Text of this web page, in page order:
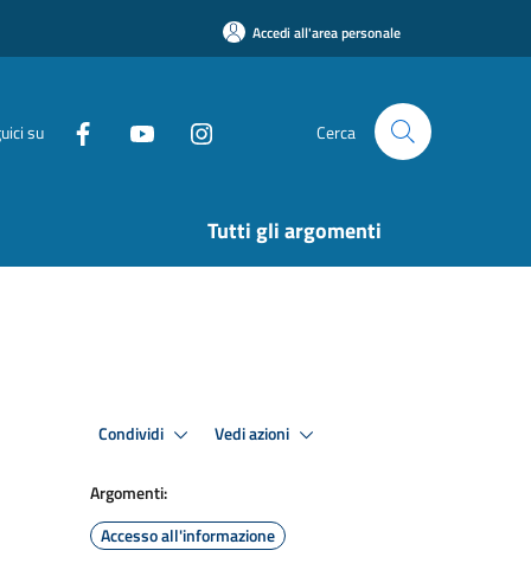
Accedi all'area personale
su Cerca
Tutti gli argomenti
Condividi Vedi azioni
Argomenti:
Accesso all'informazione